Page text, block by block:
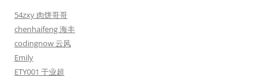
54zxy 肉饼哥哥
chenhaifeng 海丰
codingnow 云风
Emily
ETY001 于业超